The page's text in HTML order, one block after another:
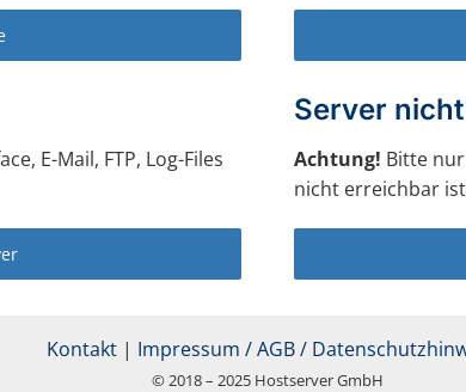
E-Mail, FTP, Log-Files
Server
Achtung! Bitte
nicht erreichbar
Kontakt| Impressum / AGB /
© 2018 – 2025 Hostserver GmbH